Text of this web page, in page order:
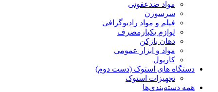
مواد ضدعفونی
سرسوزن
فیلم و مواد رادیوگرافی
لوازم یکبارمصرف
دهان بازکن
مواد و ابزار عمومی
کارپول
دستگاه های استوک (دست دوم)
تجهیزات استوک
همه دسته‌بندی‌ها